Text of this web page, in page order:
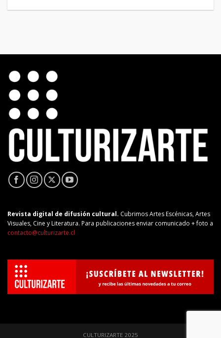
Revista digital de difusión cultural. Cubrimos Artes Escénicas, Artes
Visuales, Cine y Literatura. Para publicaciones enviar comunicado + foto a
contacto@culturizarte.cl
CULTURIZARTE 2025